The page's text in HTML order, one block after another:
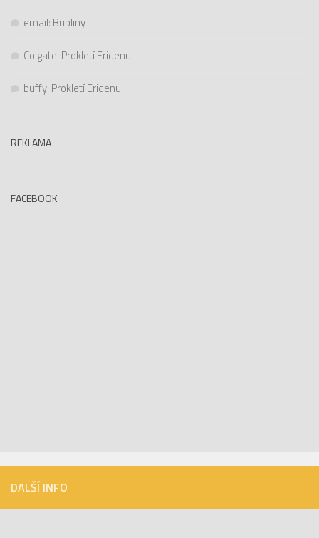
email: Bubliny
Colgate: Prokletí Eridenu
buffy: Prokletí Eridenu
REKLAMA
FACEBOOK
DALŠÍ INFO